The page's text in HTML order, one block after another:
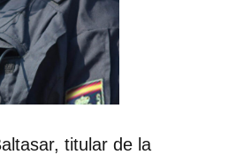
titular de la